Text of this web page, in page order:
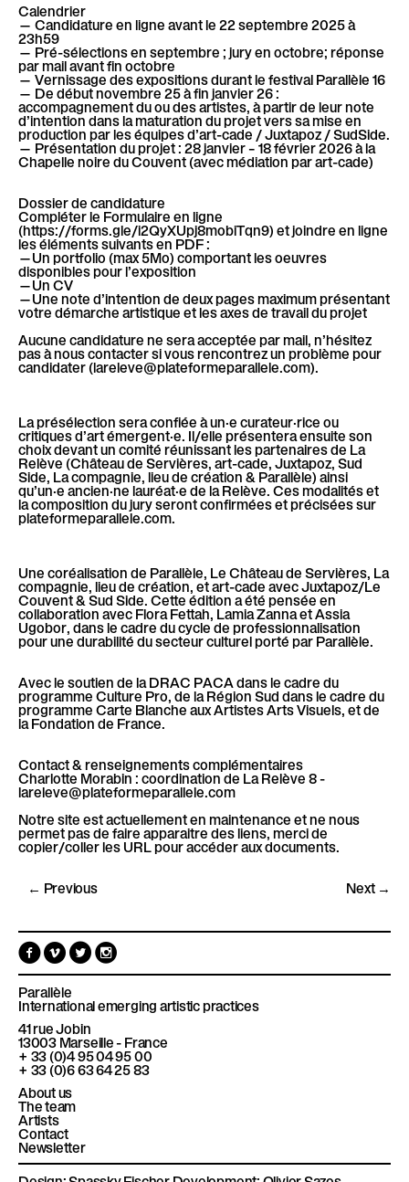
Calendrier
— Candidature en ligne avant le 22 septembre 2025 à
23h59
— Pré-sélections en septembre ; jury en octobre; réponse
par mail avant fin octobre
— Vernissage des expositions durant le festival Parallèle 16
— De début novembre 25 à fin janvier 26 :
accompagnement du ou des artistes, à partir de leur note
d’intention dans la maturation du projet vers sa mise en
production par les équipes d’art-cade / Juxtapoz / SudSide.
— Présentation du projet : 28 janvier – 18 février 2026 à la
Chapelle noire du Couvent (avec médiation par art-cade)
Dossier de candidature
Compléter le Formulaire en ligne
(https://forms.gle/i2QyXUpj8mobiTqn9) et joindre en ligne
les éléments suivants en PDF :
—Un portfolio (max 5Mo) comportant les oeuvres
disponibles pour l’exposition
—Un CV
—Une note d’intention de deux pages maximum présentant
votre démarche artistique et les axes de travail du projet
Aucune candidature ne sera acceptée par mail, n’hésitez
pas à nous contacter si vous rencontrez un problème pour
candidater (lareleve@plateformeparallele.com).
La présélection sera confiée à un·e curateur·rice ou
critiques d’art émergent·e. Il/elle présentera ensuite son
choix devant un comité réunissant les partenaires de La
Relève (Château de Servières, art-cade, Juxtapoz, Sud
Side, La compagnie, lieu de création & Parallèle) ainsi
qu’un·e ancien·ne lauréat·e de la Relève. Ces modalités et
la composition du jury seront confirmées et précisées sur
plateformeparallele.com.
Une coréalisation de Parallèle, Le Château de Servières, La
compagnie, lieu de création, et art-cade avec Juxtapoz/Le
Couvent & Sud Side. Cette édition a été pensée en
collaboration avec Flora Fettah, Lamia Zanna et Assia
Ugobor, dans le cadre du cycle de professionnalisation
pour une durabilité du secteur culturel porté par Parallèle.
Avec le soutien de la DRAC PACA dans le cadre du
programme Culture Pro, de la Région Sud dans le cadre du
programme Carte Blanche aux Artistes Arts Visuels, et de
la Fondation de France.
Contact & renseignements complémentaires
Charlotte Morabin : coordination de La Relève 8 -
lareleve@plateformeparallele.com
Notre site est actuellement en maintenance et ne nous
permet pas de faire apparaitre des liens, merci de
copier/coller les URL pour accéder aux documents.
← Previous Next →
F
a
c
e
b
o
o
k
V
i
m
e
o
T
w
i
t
e
s
a
g
a
m
Parallèle
International emerging artistic practices
41 rue Jobin
13003 Marseille - France
+ 33 (0)4 95 04 95 00
+ 33 (0)6 63 64 25 83
About us
The team
Artists
Contact
Newsletter